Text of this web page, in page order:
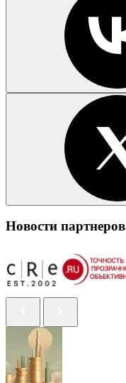
Новости партнеров